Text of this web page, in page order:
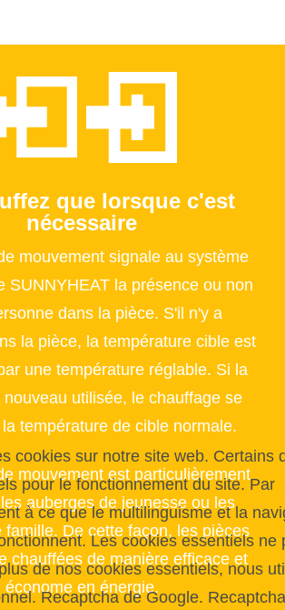
que lorsque c'est
nécessaire
mouvement signale au système
SUNNYHEAT la présence ou non
dans la pièce. S'il n'y a
la pièce, la température cible est
une température réglable. Si la
nouveau utilisée, le chauffage se
température de cible normale.
mouvement est particulièrement
auberges de jeunesse ou les
famille. De cette façon, les pièces
chauffées de manière efficace et
économe en énergie.
cookies sur notre site web. Certains
pour le fonctionnement du site. Par
à ce que le multilinguisme et la
Les cookies essentiels ne
de nos cookies essentiels, nous
Recaptcha de Google. Recaptcha